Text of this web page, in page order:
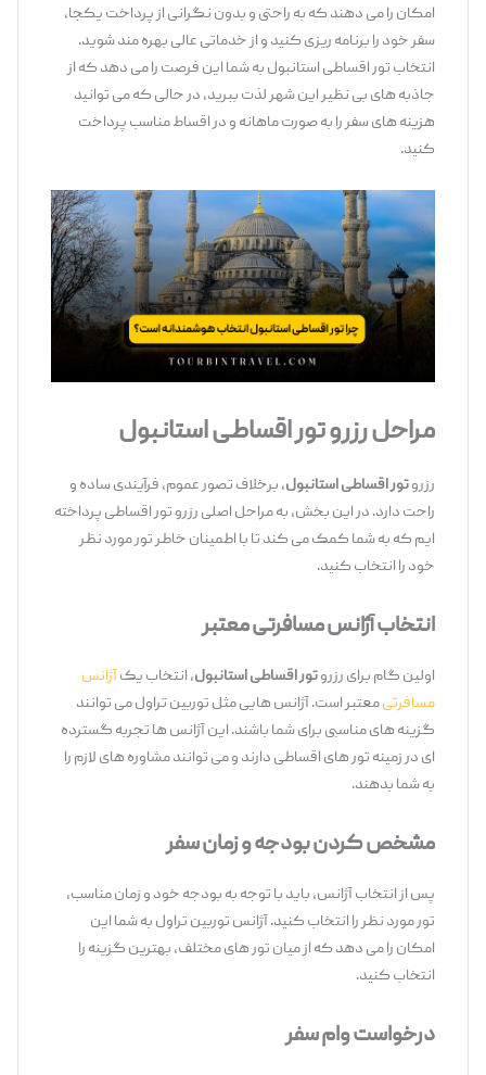
امکان را می ‌دهند که به راحتی و بدون نگرانی از پرداخت یکجا،
سفر خود را برنامه ‌ریزی کنید و از خدماتی عالی بهره‌ مند شوید.
انتخاب تور اقساطی استانبول به شما این فرصت را می ‌دهد که از
جاذبه ‌های بی ‌نظیر این شهر لذت ببرید، در حالی که می ‌توانید
هزینه ‌های سفر را به صورت ماهانه و در اقساط مناسب پرداخت
مراحل رزرو تور اقساطی استانبول
تور اقساطی استانبول، برخلاف تصور عموم، فرآیندی ساده و
راحت دارد. در این بخش، به مراحل اصلی رزرو تور اقساطیپرداخته
‌ایم که به شما کمک می ‌کند تا با اطمینان خاطر تور مورد نظر
خود را انتخاب کنید.
انتخاب آژانس مسافرتی معتبر
اولین گام برای رزروتور اقساطی استانبول، انتخاب یکآژانس
مسافرتیمعتبر است. آژانس ‌هایی مثل توربین تراول می ‌توانند
گزینه ‌های مناسبی برای شما باشند. این آژانس ‌ها تجربه گسترده‌
ای در زمینه تور های اقساطی دارند و می‌ توانند مشاوره‌ های لازم را
به شما بدهند.
مشخص کردن بودجه و زمان سفر
پس از انتخاب آژانس، باید با توجه به بودجه خود و زمان مناسب،
تور مورد نظر را انتخاب کنید. آژانس توربین تراول به شما این
امکان را می ‌دهد که از میان تور های مختلف، بهترین گزینه را
انتخاب کنید.
درخواست وام سفر